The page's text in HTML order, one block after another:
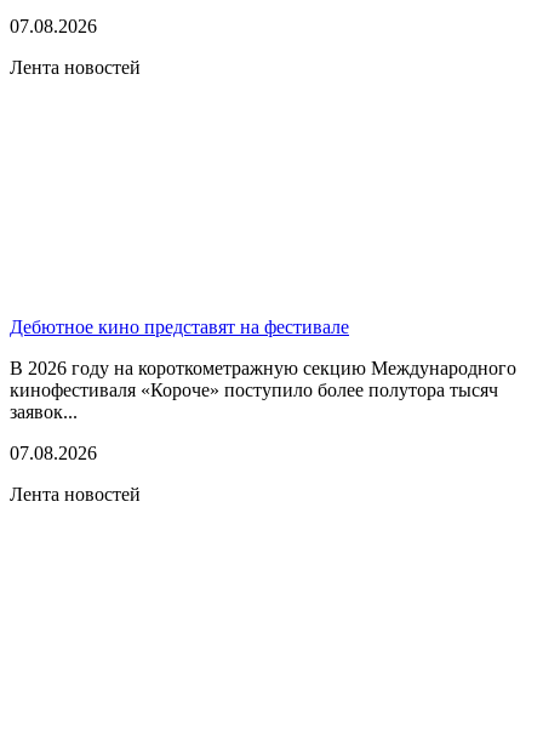
07.08.2026
Лента новостей
Дебютное кино представят на фестивале
В 2026 году на короткометражную секцию Международного
кинофестиваля «Короче» поступило более полутора тысяч
заявок...
07.08.2026
Лента новостей